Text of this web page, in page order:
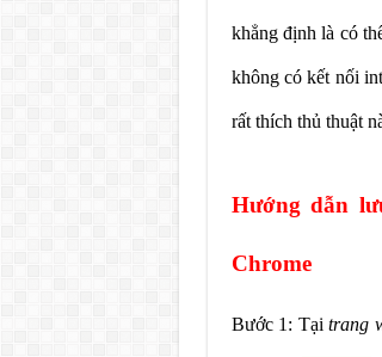
khẳng định là có
không có kết nối
rất thích thủ thuật
Hướng dẫn
Chrome
Bước 1: Tạitrang